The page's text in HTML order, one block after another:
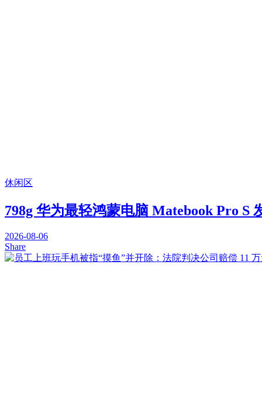
休闲区
798g 华为最轻鸿蒙电脑 Matebook Pro S
2026-08-06
Share